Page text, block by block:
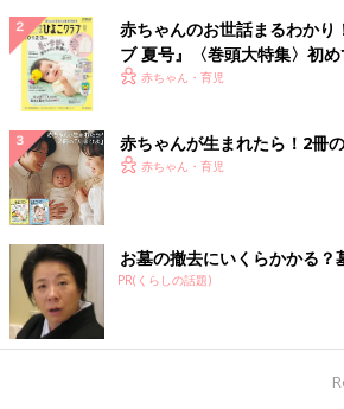
ただいています。最初は赤ちゃんなので
したが、活発になってからがたいへん。
理解があったので私の最寄り駅で子連れで
デパートの託児所に預けたりしました。
テープ起こし
小学1年生と
上しているので、そこそこ仕事には慣れて
も子どもがいる夏休みは結構キツかったで
はブラインドタッチができれば十分だと思
さを求められます。
上級者向け?!ちょっと変化球な仕
赤ちゃんのお世話まるわかり
ブ 夏号』〈巻頭大特集〉初
く！ おっぱい・ミルクの基本
赤ちゃん・育児
赤ちゃんが生まれたら！2冊
赤ちゃん・育児
お墓の撤去にいくらかかる？
PR(くらしの話題)